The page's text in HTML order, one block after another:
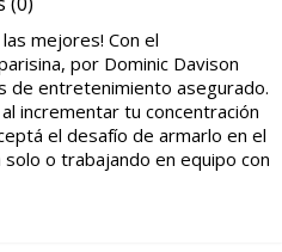
mejores! Con el
por Dominic Davison
de entretenimiento asegurado.
incrementar tu concentración
el desafío de armarlo en el
o trabajando en equipo con